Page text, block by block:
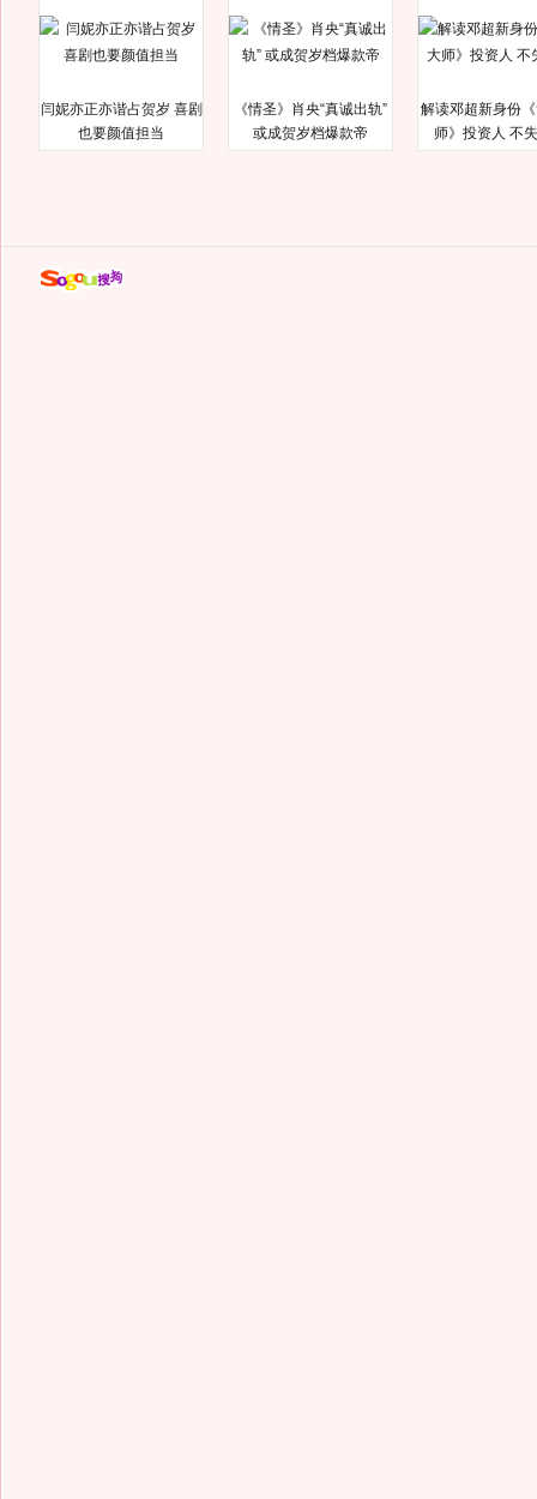
闫妮亦正亦谐占贺岁 喜剧
也要颜值担当
《情圣》肖央“真诚出轨”
或成贺岁档爆款帝
解读邓超新身份
师》投资人 不